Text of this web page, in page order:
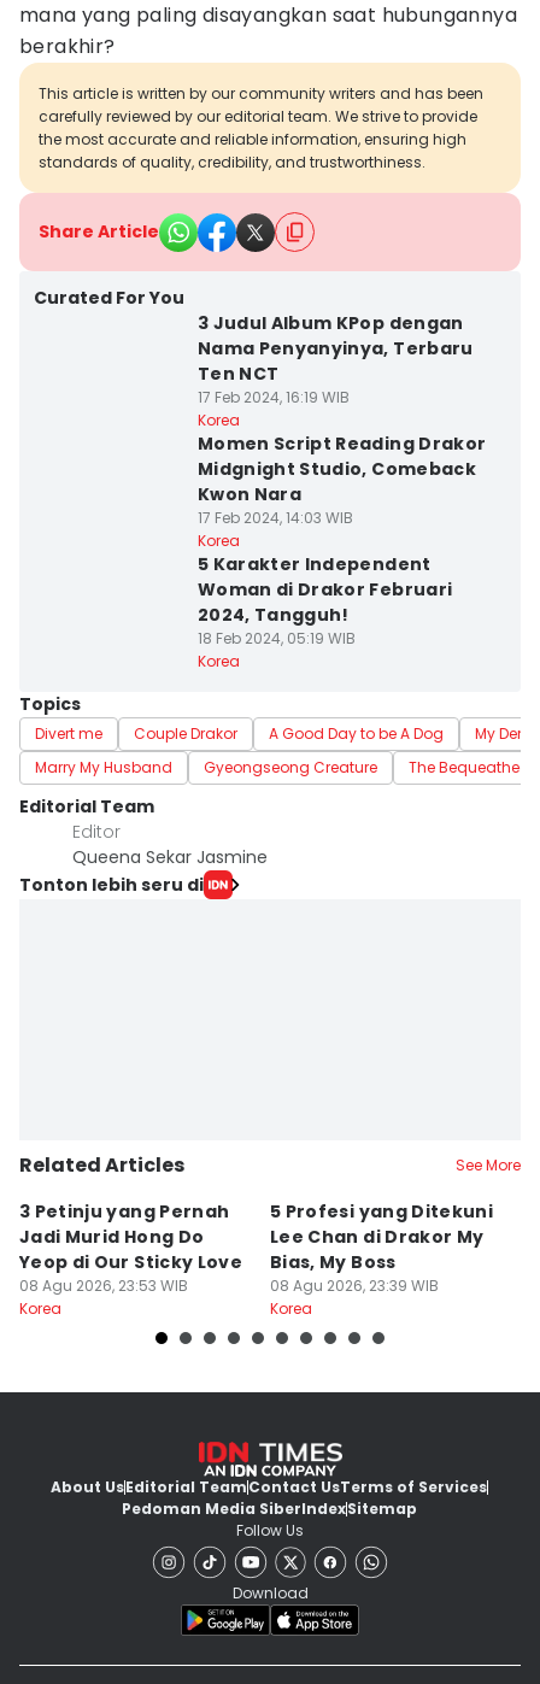
mana yang paling disayangkan saat hubungannya
berakhir?
This article is written by our community writers and has been
carefully reviewed by our editorial team. We strive to provide
the most accurate and reliable information, ensuring high
standards of quality, credibility, and trustworthiness.
Share Article
Curated For You
3 Judul Album KPop dengan
Nama Penyanyinya, Terbaru
Ten NCT
17 Feb 2024, 16:19 WIB
Korea
Momen Script Reading Drakor
Midgnight Studio, Comeback
Kwon Nara
17 Feb 2024, 14:03 WIB
Korea
5 Karakter Independent
Woman di Drakor Februari
2024, Tangguh!
18 Feb 2024, 05:19 WIB
Korea
Topics
Divert me Couple Drakor A Good Day to be A Dog
My
Marry My Husband
Gyeongseong Creature The Bequeathed
Editorial Team
Editor
Queena Sekar Jasmine
Tonton lebih seru di
Related Articles See More
3 Petinju yang Pernah
Jadi Murid Hong Do
Yeop di Our Sticky Love
08 Agu 2026, 23:53 WIB
Korea
5 Profesi yang Ditekuni
Lee Chan di Drakor My
Bias, My Boss
08 Agu 2026, 23:39 WIB
Korea
About UsEditorial TeamContact UsTerms of Services
Pedoman Media SiberIndexSitemap
Follow Us
Download